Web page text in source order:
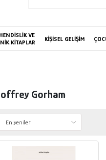
VE
KİTAPLAR
KİŞİSEL GELİŞİM
Gorham